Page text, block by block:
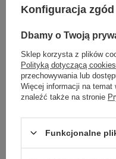
Z tej samej serii:
Czarna oprawa natynkowa o
BLAZE BLACK CCT 18W Tk
Konfiguracja zgód
Dbamy o Twoją
Sklep korzysta z plików
Polityką dotyczącą cookies
przechowywania lub
Więcej informacji na temat
znaleźć także na stronie
Funkcjonalne